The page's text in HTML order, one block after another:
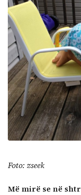
Foto: zseek
Më mirë se në